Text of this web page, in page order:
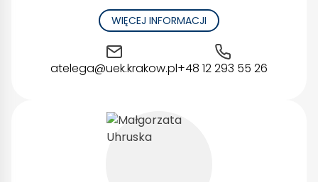
WIĘCEJ INFORMACJI
atelega@uek.krakow.pl+48 12 293 55 26